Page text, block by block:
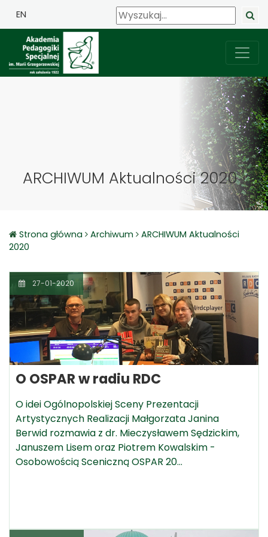
EN
ARCHIWUM Aktualności 2020
Strona główna Archiwum
ARCHIWUM Aktualności
2020
27-01-2020
O OSPAR w radiu RDC
O idei Ogólnopolskiej Sceny Prezentacji
Artystycznych Realizacji Małgorzata Janina
Berwid rozmawia z dr. Mieczysławem Sędzickim,
Januszem Lisem oraz Piotrem Kowalskim -
Osobowością Sceniczną OSPAR 20…